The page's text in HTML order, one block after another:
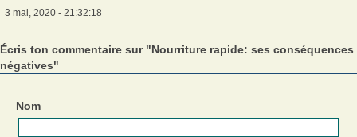
3 mai, 2020 - 21:32:18
Écris ton commentaire sur "Nourriture rapide: ses conséquences
négatives"
Nom